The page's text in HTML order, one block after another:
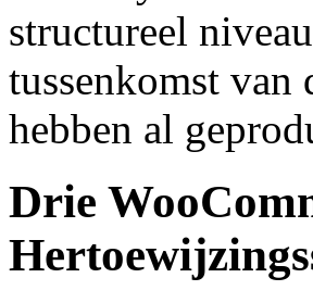
structureel
tussenkomst van
hebben al
Drie